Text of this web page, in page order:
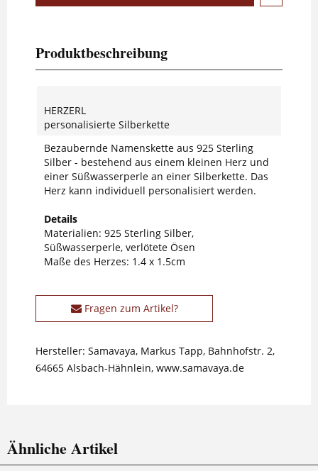
Produktbeschreibung
HERZERL
personalisierte Silberkette
Bezaubernde Namenskette aus 925 Sterling
Silber - bestehend aus einem kleinen Herz und
einer Süßwasserperle an einer Silberkette. Das
Herz kann individuell personalisiert werden.
Details
Materialien: 925 Sterling Silber,
Süßwasserperle, verlötete Ösen
Maße des Herzes: 1.4 x 1.5cm
Fragen zum Artikel?
Hersteller: Samavaya, Markus Tapp, Bahnhofstr. 2,
64665 Alsbach-Hähnlein, www.samavaya.de
Ähnliche Artikel